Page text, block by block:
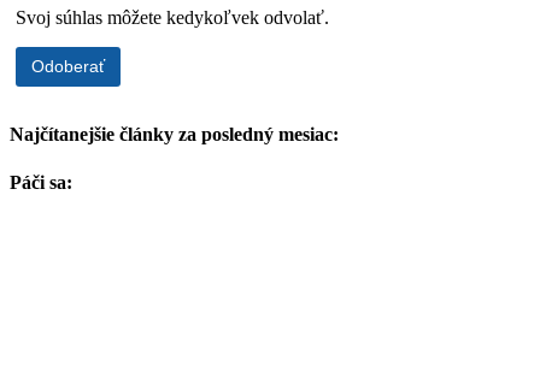
Svoj súhlas môžete kedykoľvek odvolať.
Najčítanejšie články za posledný mesiac:
Páči sa: